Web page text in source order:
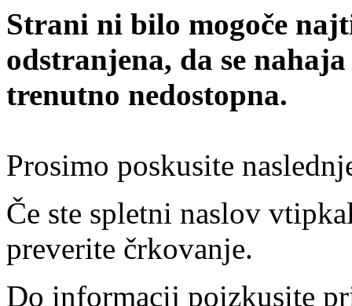
Strani ni bilo mogoče
odstranjena, da se
trenutno nedostopna.
Prosimo poskusite
Če ste spletni naslov
preverite črkovanje.
Do informacij poizkusite